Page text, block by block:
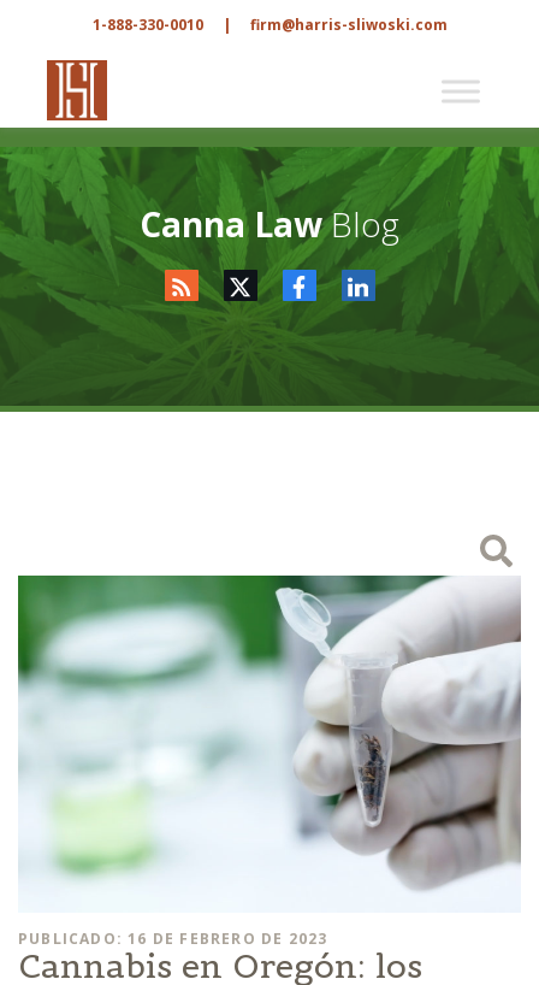
1-888-330-0010 | firm@harris-sliwoski.com
Canna LawBlog
PUBLICADO: 16 DE FEBRERO DE 2023
Cannabis en Oregón: los